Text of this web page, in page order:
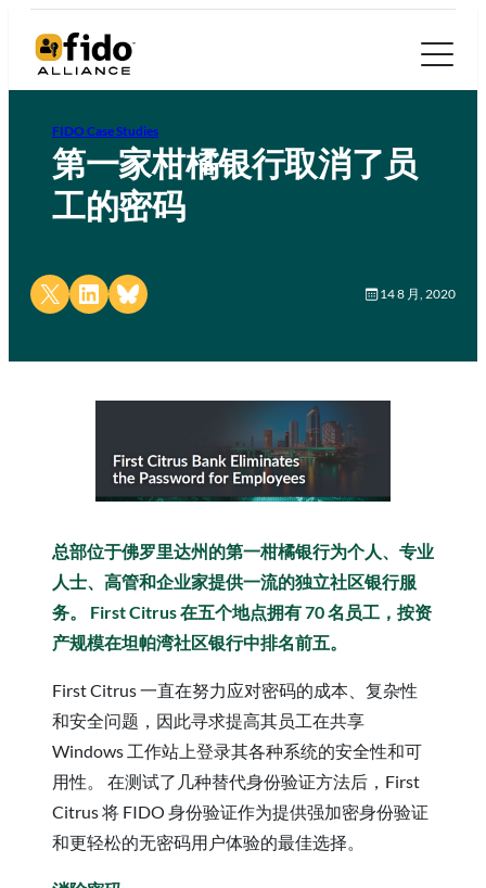
FIDO Case Studies
第一家柑橘银行取消了员
工的密码
Share on X Share on LinkedIn
Share on Bluesky 14 8 月, 2020
总部位于佛罗里达州的第一柑橘银行为个人、专业
人士、高管和企业家提供一流的独立社区银行服
务。 First Citrus 在五个地点拥有 70 名员工，按资
产规模在坦帕湾社区银行中排名前五。
First Citrus 一直在努力应对密码的成本、复杂性
和安全问题，因此寻求提高其员工在共享
Windows 工作站上登录其各种系统的安全性和可
用性。 在测试了几种替代身份验证方法后，First
Citrus 将 FIDO 身份验证作为提供强加密身份验证
和更轻松的无密码用户体验的最佳选择。